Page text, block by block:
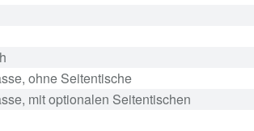
ohne Seitentische
mit optionalen Seitentischen